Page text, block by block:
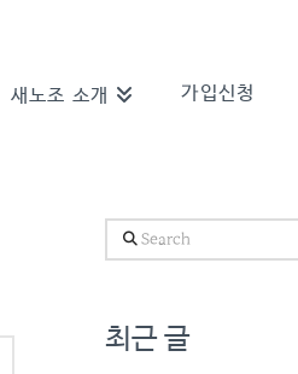
새노조 소개 가입신청
Search
최근 글